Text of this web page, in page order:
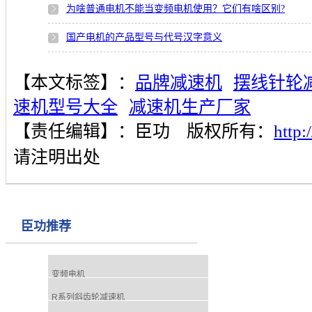
为啥普通电机不能当变频电机使用？它们有啥区别?
国产电机的产品型号与代号汉字意义
【本文标签】： 品牌减速机 摆线针轮
速机型号大全
减速机生产厂家
【责任编辑】：
臣功 版权所有：
请注明出处
臣功推荐
变频电机
R系列斜齿轮减速机